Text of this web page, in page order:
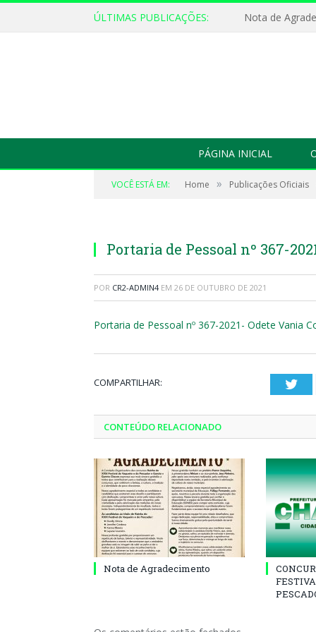
ÚLTIMAS PUBLICAÇÕES: Nota de
PÁGINA INICIAL
VOCÊ ESTÁ EM: Home » Publicações Oficiais
Portaria de Pessoal nº 367-
POR CR2-ADMIN4 EM 26 DE OUTUBRO DE 2021
Portaria de Pessoal nº 367-2021- Odete Vania
COMPARTILHAR:
CONTEÚDO RELACIONADO
Nota de Agradecimento